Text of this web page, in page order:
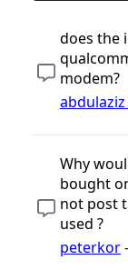
does the
modem?
Why
bought
not post
used ?
peterkor-